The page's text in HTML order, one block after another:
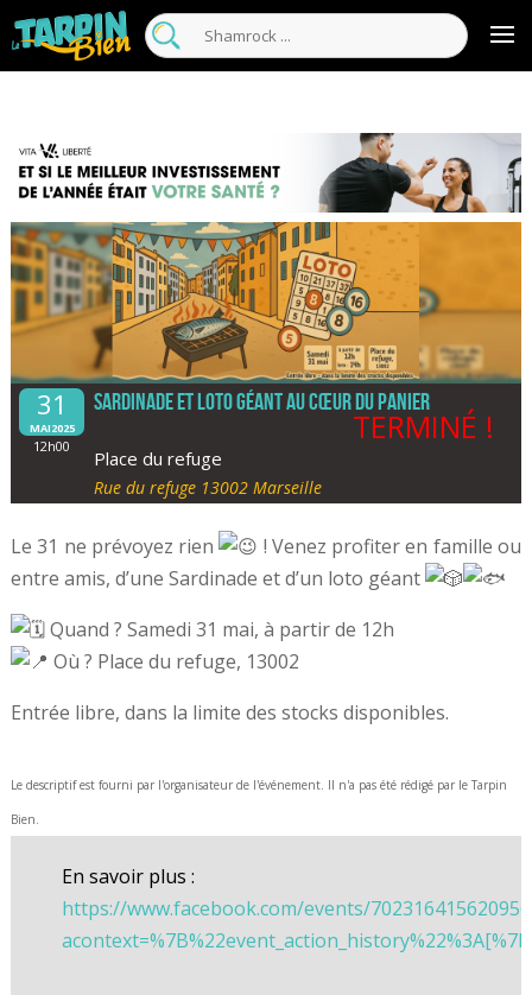
31
MAI2025
12h00
Sardinade et loto géant au cœur du Panier
TERMINÉ !
Place du refuge
Rue du refuge 13002 Marseille
Le 31 ne prévoyez rien
! Venez profiter en famille ou
entre amis, d’une Sardinade et d’un loto géant
Quand ? Samedi 31 mai, à partir de 12h
Où ? Place du refuge, 13002
Entrée libre, dans la limite des stocks disponibles.
Le descriptif est fourni par l'organisateur de l'événement. Il n'a pas été rédigé par le Tarpin
Bien.
En savoir plus :
https://www.facebook.com/events/